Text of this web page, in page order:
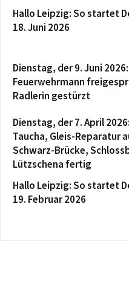
Hallo Leipzig: So startet
18. Juni 2026
Dienstag, der 9. Juni
Feuerwehrmann
Radlerin gestürzt
Dienstag, der 7. April
Taucha, Gleis-Reparatur
Schwarz-Brücke,
Lützschena fertig
Hallo Leipzig: So startet
19. Februar 2026